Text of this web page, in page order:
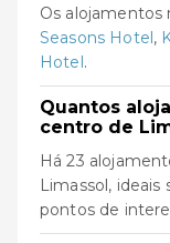
Os alojamentos
Seasons Hotel,
Hotel.
Quantos
centro de
Há 23
Limassol,
pontos de